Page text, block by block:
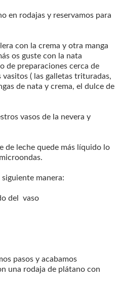
en rodajas y reservamos para
con la crema y otra manga
os guste con la nata
de preparaciones cerca de
( las galletas trituradas,
de nata y crema, el dulce de
vasos de la nevera y
de leche quede más líquido lo
siguiente manera:
del vaso
pasos y acabamos
una rodaja de plátano con